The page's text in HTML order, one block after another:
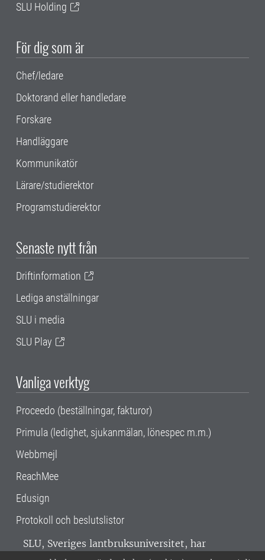
SLU Holding
För dig som är
Chef/ledare
Doktorand eller handledare
Forskare
Handläggare
Kommunikatör
Lärare/studierektor
Programstudierektor
Senaste nytt från
Driftinformation
Lediga anställningar
SLU i media
SLU Play
Vanliga verktyg
Proceedo (beställningar, fakturor)
Primula (ledighet, sjukanmälan, lönespec m.m.)
Webbmejl
ReachMee
Edusign
Protokoll och beslutslistor
SLU, Sveriges lantbruksuniversitet, har
verksamhet över hela Sverige. Huvudorter är